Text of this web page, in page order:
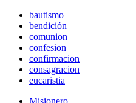
bautismo
bendición
comunion
confesion
confirmacion
consagracion
eucaristia
Misionero